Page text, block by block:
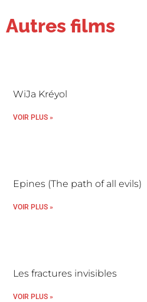
Autres films
WiJa Kréyol
VOIR PLUS »
Epines (The path of all evils)
VOIR PLUS »
Les fractures invisibles
VOIR PLUS »